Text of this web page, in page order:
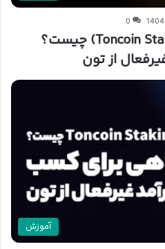
0
استیک تون کوین (Toncoin Staking) چیست؟
از تون
آموزش